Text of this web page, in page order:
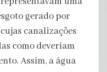
gerado por
canalizações
como deveriam
Assim, a água